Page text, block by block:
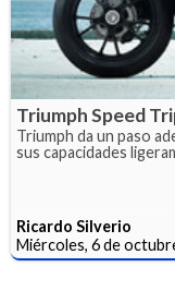
Triumph Speed
Triumph da un paso
sus capacidades
Ricardo Silverio
Miércoles, 6 de